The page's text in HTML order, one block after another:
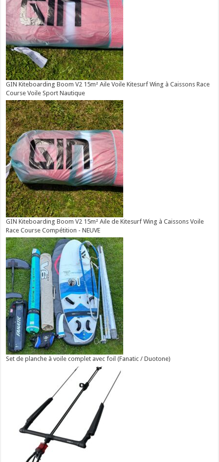
GIN Kiteboarding Boom V2 15m² Aile Voile Kitesurf Wing à Caissons Race
Course Voile Sport Nautique
GIN Kiteboarding Boom V2 15m² Aile de Kitesurf Wing à Caissons Voile
Race Course Compétition - NEUVE
Set de planche à voile complet avec foil (Fanatic / Duotone)